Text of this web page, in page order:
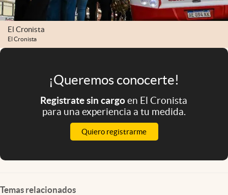
El Cronista
El Cronista
¡Queremos conocerte!
Registrate sin cargoen El Cronista
para una experiencia a tu medida.
Quiero registrarme
Temas relacionados